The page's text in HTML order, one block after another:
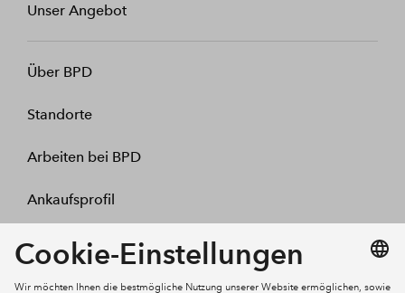
Unser Angebot
Über BPD
Standorte
Arbeiten bei BPD
Ankaufsprofil
Kontakt